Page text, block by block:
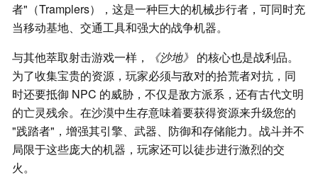
者"（Tramplers），这是一种巨大的机械步行者，可同时充
当移动基地、交通工具和强大的战争机器。
与其他萃取射击游戏一样，
《沙地》 的核心也是战利品。
为了收集宝贵的资源，玩家必须与敌对的拾荒者对抗，同
时还要抵御 NPC 的威胁，不仅是敌方派系，还有古代文明
的亡灵残余。在沙漠中生存意味着要获得资源来升级您的
"践踏者"，增强其引擎、武器、防御和存储能力。战斗并不
局限于这些庞大的机器，玩家还可以徒步进行激烈的交
火。